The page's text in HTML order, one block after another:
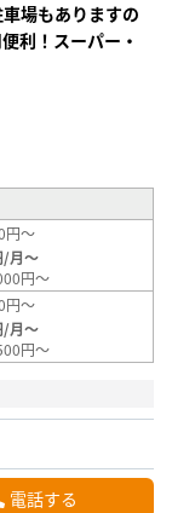
場もありますの
利！スーパー・
円～
/月～
円～
円～
/月～
円～
電話する